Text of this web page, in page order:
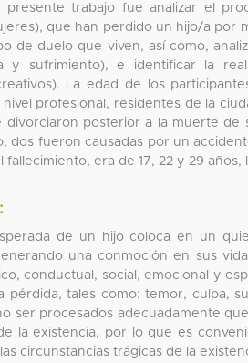
presente trabajo fue analizar el
que han perdido un hijo/a por
de duelo que viven, así como,
y sufrimiento), e identificar la
La edad de los
profesional, residentes de la
divorciaron posterior a la muerte de
dos fueron causadas por un
fallecimiento, era de 17, 22 y 29
de un hijo coloca en un
una conmoción en sus
conductual, social, emocional y
pérdida, tales como: temor, culpa,
ser procesados adecuadamente
la existencia, por lo que es
circunstancias trágicas de la